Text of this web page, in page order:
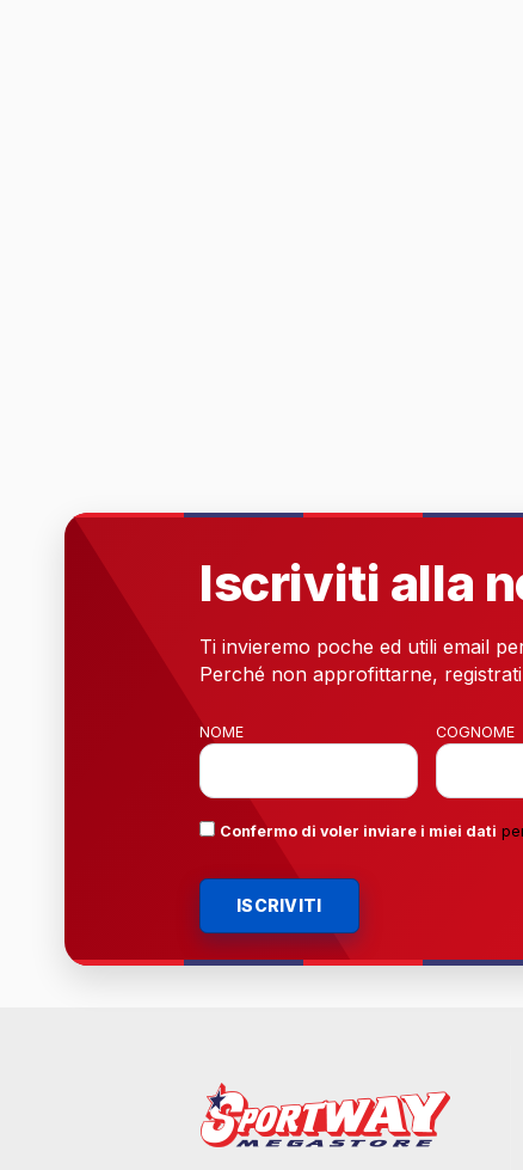
Iscriviti alla
Ti invieremo poche ed utili email
Perché non approfittarne,
NOME COGNOME
Confermo di voler inviare i miei dati
ISCRIVITI